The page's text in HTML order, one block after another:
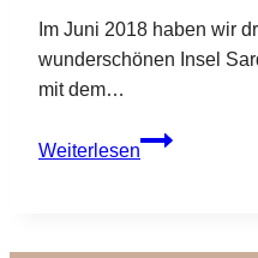
Im Juni 2018 haben wir
wunderschönen Insel
mit dem…
Weiterlesen
Sardinien.